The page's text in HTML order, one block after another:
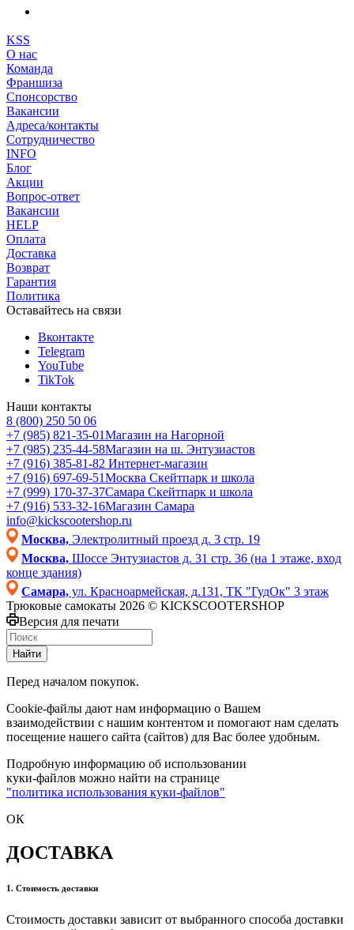
KSS
О нас
Команда
Франшиза
Спонсорство
Вакансии
Адреса/контакты
Сотрудничество
INFO
Блог
Акции
Вопрос-ответ
Вакансии
HELP
Оплата
Доставка
Возврат
Гарантия
Политика
Оставайтесь на связи
Вконтакте
Telegram
YouTube
TikTok
Наши контакты
8 (800) 250 50 06
+7 (985) 821-35-01Магазин на Нагорной
+7 (985) 235-44-58Магазин на ш. Энтузиастов
+7 (916) 385-81-82 Интернет-магазин
+7 (916) 697-69-51Москва Скейтпарк и школа
+7 (999) 170-37-37Самара Скейтпарк и школа
+7 (916) 533-32-16Магазин Самара
info@kickscootershop.ru
Москва, Электролитный проезд д. 3 стр. 19
Москва, Шоссе Энтузиастов д. 31 стр. 36 (на 1 этаже, вход
конце здания)
Самара, ул. Красноармейская, д.131, ТК "ГудОк" 3 этаж
Трюковые самокаты 2026 © KICKSCOOTERSHOP
Версия для печати
Найти
Перед началом покупок.
Cookie-файлы дают нам информацию о Вашем
взаимодействии с нашим контентом и помогают нам сделать
посещение нашего сайта (сайтов) для Вас более удобным.
Подробную информацию об использовании
куки-файлов можно найти на странице
"политика использования куки-файлов"
ОК
ДОСТАВКА
1. Стоимость доставки
Стоимость доставки зависит от выбранного способа доставки